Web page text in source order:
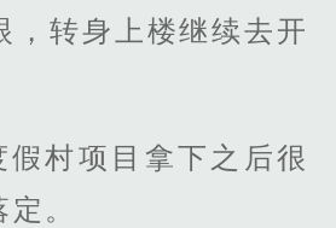
，转身上楼继续去开
假村项目拿下之后很
。